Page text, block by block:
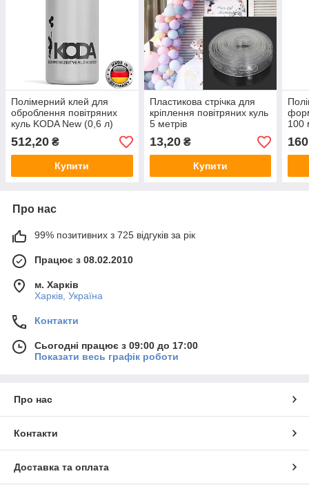
Полімерний клей для
оброблення повітряних
куль KODA New (0,6 л)
512,20 ₴
Купити
Пластикова стрічка для
кріплення повітряних куль
5 метрів
13,20₴
Купити
100
160
Про нас
99% позитивних з 725 відгуків за рік
Працює з 08.02.2010
м. Харків
Харків, Україна
Контакти
Сьогодні працює з 09:00 до 17:00
Показати весь графік роботи
Про нас
Контакти
Доставка та оплата